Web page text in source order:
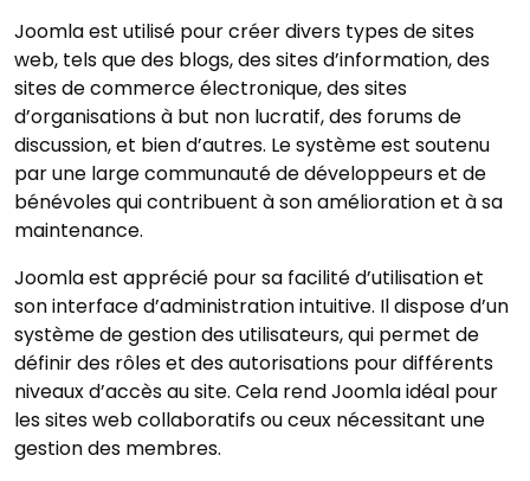
Joomla est utilisé pour créer divers types de sites
web, tels que des blogs, des sites d’information, des
sites de commerce électronique, des sites
d’organisations à but non lucratif, des forums de
discussion, et bien d’autres. Le système est soutenu
par une large communauté de développeurs et de
bénévoles qui contribuent à son amélioration et à sa
maintenance.
Joomla est apprécié pour sa facilité d’utilisation et
son interface d’administration intuitive. Il dispose d’un
système de gestion des utilisateurs, qui permet de
définir des rôles et des autorisations pour différents
niveaux d’accès au site. Cela rend Joomla idéal pour
les sites web collaboratifs ou ceux nécessitant une
gestion des membres.